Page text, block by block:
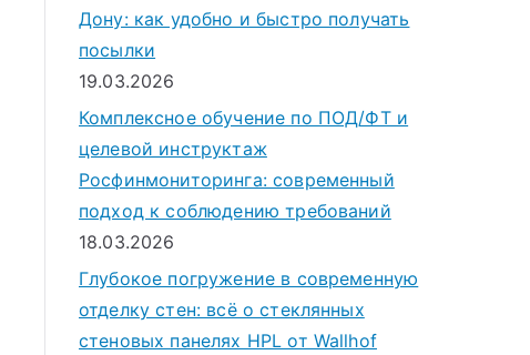
Дону: как удобно и быстро получать
посылки
19.03.2026
Комплексное обучение по ПОД/ФТ и
целевой инструктаж
Росфинмониторинга: современный
подход к соблюдению требований
18.03.2026
Глубокое погружение в современную
отделку стен: всё о стеклянных
стеновых панелях HPL от Wallhof